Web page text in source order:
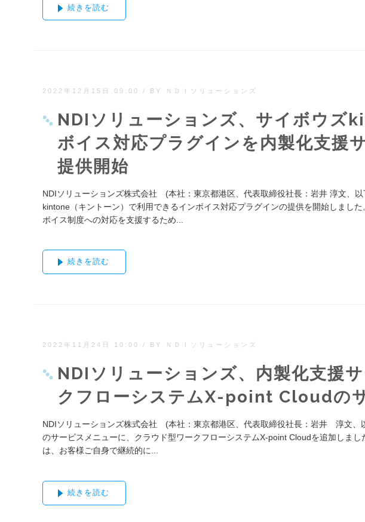
続きを読む
2022年12月15日 09:00 / BY ＮＤＩソリューションズ
NDIソリューションズ、サイボウズ
ボイス対応プラグインを内製化支援
提供開始
NDIソリューションズ株式会社 (本社：東京都港区、代表取締役社長：岩井 淳文、
kintone（キントーン）で利用できるインボイス対応プラグインの提供を開始しまし
ボイス制度への対応を支援するため...
続きを読む
2022年11月24日 10:00 / BY ＮＤＩソリューションズ
NDIソリューションズ、内製化支援
クフローシステムX-point Cloudの
NDIソリューションズ株式会社 (本社：東京都港区、代表取締役社長：岩井 淳文、
のサービスメニューに、クラウド型ワークフローシステムX-point Cloudを追加しま
は、お客様ご自身で継続的に...
続きを読む